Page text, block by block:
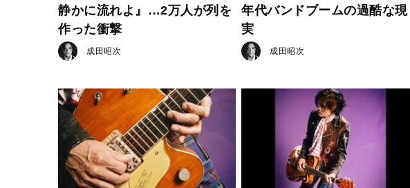
静かに流れよ』…2万人が列を
作った衝撃
成田昭次
年代バンドブームの過酷な現
実
成田昭次